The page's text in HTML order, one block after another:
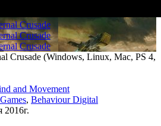
Crusade (Windows, Linux, Mac, PS 4,
and Movement
, Behaviour Digital
2016г.